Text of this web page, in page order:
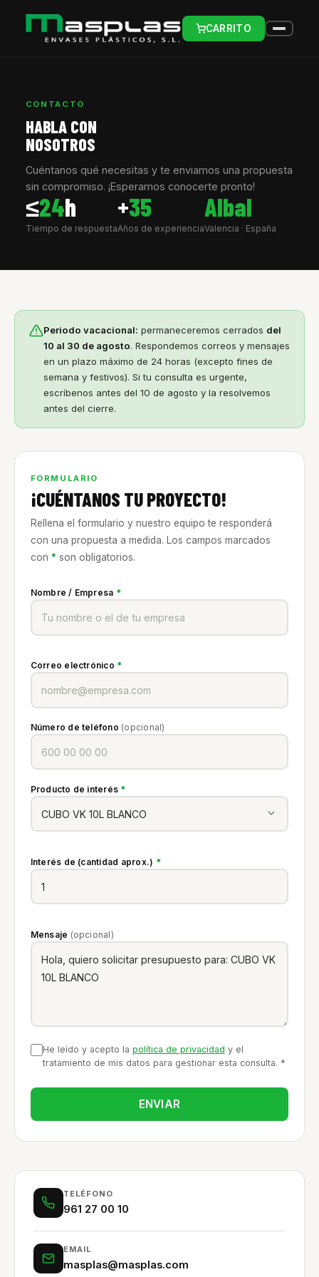
CARRITO
CONTACTO
HABLA CON
NOSOTROS
Cuéntanos qué necesitas y te enviamos una propuesta
sin compromiso. ¡Esperamos conocerte pronto!
≤24h
Tiempo de respuesta
+35
Años de experiencia
Albal
Valencia · España
Periodo vacacional: permaneceremos cerrados del
10 al 30 de agosto. Respondemos correos y mensajes
en un plazo máximo de 24 horas (excepto fines de
semana y festivos). Si tu consulta es urgente,
escríbenos antes del 10 de agosto y la resolvemos
antes del cierre.
FORMULARIO
¡CUÉNTANOS TU PROYECTO!
Rellena el formulario y nuestro equipo te responderá
con una propuesta a medida. Los campos marcados
con * son obligatorios.
Nombre / Empresa *
Correo electrónico *
Número de teléfono (opcional)
Producto de interés *
Interés de (cantidad aprox.) *
Mensaje (opcional)
He leído y acepto la política de privacidad y el
tratamiento de mis datos para gestionar esta consulta. *
ENVIAR
TELÉFONO
961 27 00 10
EMAIL
masplas@masplas.com